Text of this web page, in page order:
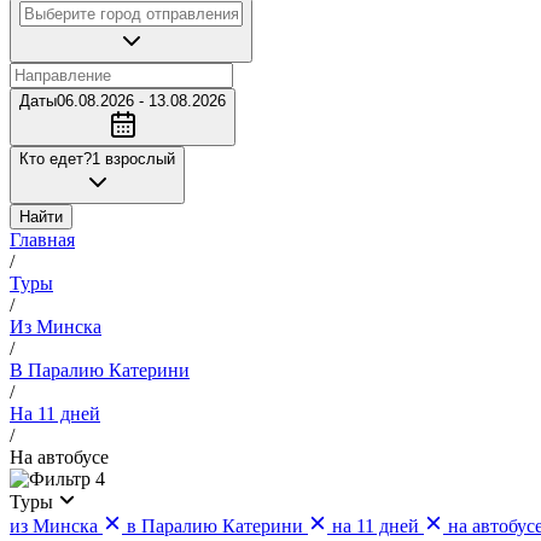
Даты06.08.2026 - 13.08.2026
Кто едет?1 взрослый
Найти
Главная
/
Туры
/
Из Минска
/
В Паралию Катерини
/
На 11 дней
/
На автобусе
4
Туры
из Минска
в Паралию Катерини на 11 дней
на